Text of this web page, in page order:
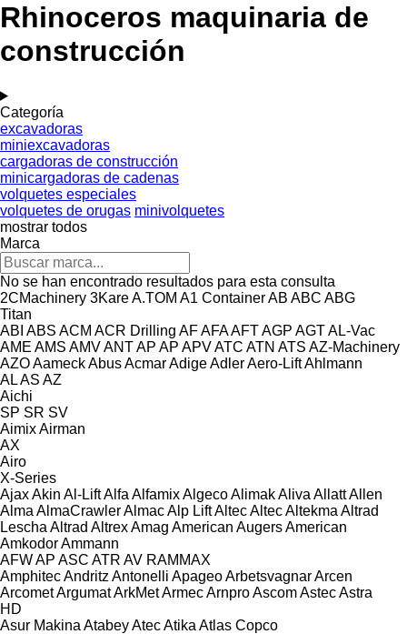
Rhinoceros maquinaria de
construcción
Categoría
excavadoras
miniexcavadoras
cargadoras de construcción
minicargadoras de cadenas
volquetes especiales
volquetes de orugas minivolquetes
mostrar todos
Marca
No se han encontrado resultados para esta consulta
2CMachinery 3KareA.TOM A1 ContainerAB ABC ABG
Titan
ABI ABS ACM ACR Drilling AFAFAAFTAGP AGTAL-Vac
AME AMS AMVANTAP AP APVATC ATN ATS AZ-Machinery
AZOAameckAbusAcmarAdigeAdlerAero-LiftAhlmann
ALAS AZ
Aichi
SP SR SV
AimixAirman
AX
Airo
X-Series
AjaxAkin Al-LiftAlfa AlfamixAlgecoAlimakAliva AllattAllen
Alma AlmaCrawlerAlmacAlp LiftAltecAltecAltekma Altrad
Lescha Altrad AltrexAmag American AugersAmerican
AmkodorAmmann
AFWAP ASC ATR AV RAMMAX
AmphitecAndritz Antonelli ApageoArbetsvagnarArcen
ArcometArgumatArkMetArmecArnproAscomAstecAstra
HD
Asur Makina AtabeyAtecAtika Atlas Copco